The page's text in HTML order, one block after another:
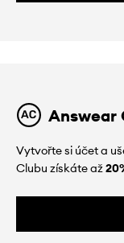
Answear
Vytvořte si účet a
Clubu získáte až